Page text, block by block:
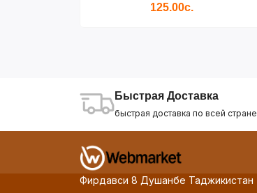
125.00с.
Быстрая Доставка
быстрая доставка по всей стране
Фирдавси 8 Душанбе Таджикистан